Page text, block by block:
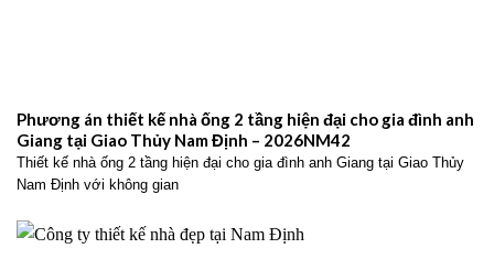
Phương án thiết kế nhà ống 2 tầng hiện đại cho gia đình anh
Giang tại Giao Thủy Nam Định – 2026NM42
Thiết kế nhà ống 2 tầng hiện đại cho gia đình anh Giang tại Giao Thủy
Nam Định với không gian